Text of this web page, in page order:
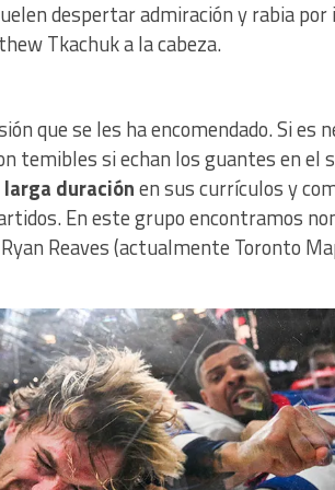
despertar admiración y rabia
Tkachuk a la cabeza.
que se les ha encomendado. Si es
temibles si echan los guantes en el
duraciónen sus currículos y
En este grupo encontramos
Reaves (actualmente Toronto